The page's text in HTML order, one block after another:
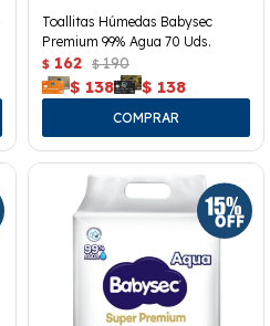
Toallitas Húmedas Babysec
Premium 99% Agua 70 Uds.
$ 162 $ 190
$ 138 $ 138